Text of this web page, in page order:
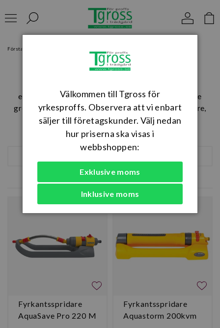
Förstasidan
Vattenspridare & Sprinklers
effektiv bevattning av gräsmattor, parker och större
grönytor. Sortimentet innehåller både pop-up-spridare,
sektorspridare och klassiska vattenspridare för
professionella och privata miljöer.
Läs mer
Fyrkantsspridare
AquaSave Pro 220 M
Fyrkantsspridare
Aquastorm 200kvm
Välkommen till Tgross för
yrkesproffs. Observera att vi enbart
säljer till företagskunder. Välj nedan
hur priserna ska visas i
webbshoppen:
Exklusive moms
Inklusive moms